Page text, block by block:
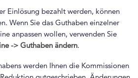
Einlösung bezahlt werden, können
Wenn Sie das Guthaben einzelner
anpassen wollen, verwenden Sie
-> Guthaben ändern.
werden Ihnen die Kommissionen